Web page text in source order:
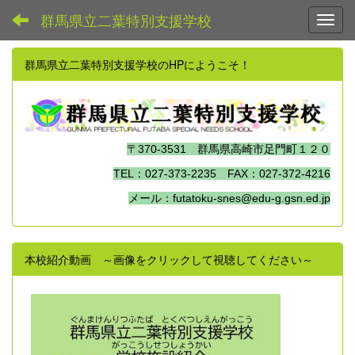
群馬県立二葉特別支援学校
群馬県立二葉特別支援学校のHPにようこそ！
〒370-3531 群馬県高崎市足門町１２０
TEL：027-373-2235 FAX：027-372-4216
メール：futatoku-snes@edu-g.gsn.ed.jp
本校紹介動画 ～画像をクリックして視聴してください～